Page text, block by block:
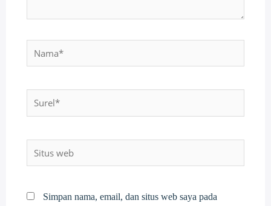
Simpan nama, email, dan situs web saya pada